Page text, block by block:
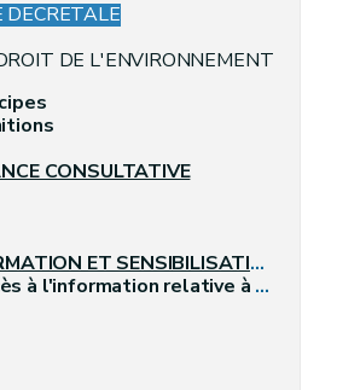
DECRETALE
DE L'ENVIRONNEMENT ET
CONSULTATIVE
ET SENSIBILISATION EN MATIÈRE D'ENVIRONNEMENT
à l'information relative à l'environnement